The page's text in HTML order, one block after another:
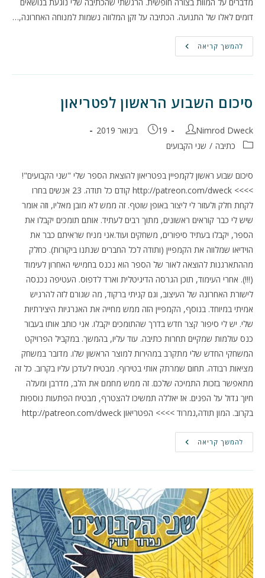
דומים לאלו של התנועה. הכתיבה על זקן המלווה נשמות למנוחה האחרונה,…
להמשך קריאה סיכום
שבוע
סיכום השבוע הראשון לפטריאון
מחבר:
Nimrod Dweck פורסם:
19 בינואר 2019
קטגוריה:כתיבה / שני הקבועים
סיכום שבוע ראשון לקמפיין בפטריאון להוצאת הספר שלי "שני הקבועים"!
>>>> http://patreon.com/dweck קודם כל תודה. 23 אנשים בחרו
לקחת חלק ולעזור לי ליצור באופן שוטף. זה ממש לא מובן מאליו, וזה אומר
שיש לי כבר קוראים ראשונים, מתוך רבים לעתיד. אותם תומכים יקבלו את
הספר, יקבלו בעתיד סיפורים, משחקים ועוד.אני מניח שראיתם כבר את
הוידיאו שמלווה את הקמפיין (ותודה לכל החברים שנתנו ביקורות). כחלק
מההתארגנות להוצאה לאור של הספר הוא נכנס בחמישי האחרון לעימוד
(!!!). אחרי העימוד, תוכן הגרסה הדיגיטלית וארד לדפוס. העטיפה נכנסה
לישורת האחרונה של העיצוב, וגם קניתי ברקוד, מה שגורם לזה להרגיש
אמיתי במיוחד. בנוסף, הקמפיין הזה ממש מחייה את האנרגיות היצירתיות
שלי. יש לי סיפור קצר חדש בדרך שהתומכים יקבלו. אני כותב אותו בעבור
כנס עולמות שמקיים תחרות כתיבה. עוד עליו, בהמשך. במקביל הפרויקט
המשחקי החדש שלי מתקרב במהירות למוצר הראשון שלו. מדובר במשחק
מציאות רבודה. תחום שמרתק אותי בטירוף. מבטיח לעדכן עליו בקרוב. כל זה
מתאפשר בזכות התמיכה שלכם. זה ממש מחמם את הלב, מדרבן ומעלה
חיוך גדול על הפנים. אז יאללה תמשיכו להצטרף, מבטיח הפתעות נוספות
בקרוב. המון תודה,נמרוד >>>> הפטריאון http://patreon.com/dweck
להמשך קריאה סיכום
השבוע